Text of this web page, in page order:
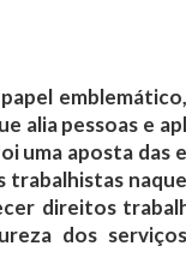
alia pessoas e
uma aposta das
direitos
dos